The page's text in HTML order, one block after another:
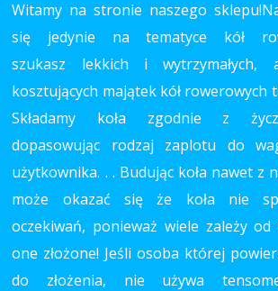
Witamy na stronie naszego
się jedynie na tematyce kół
szukasz lekkich i wytrzymałych,
kosztujących majątek kół rowerowych
Składamy koła zgodnie z
dopasowując rodzaj zaplotu do
użytkownika. . . Budując koła nawet z
może okazać się że koła nie
oczekiwań, ponieważ wiele zależy
one złożone! Jeśli osoba której
do złożenia, nie używa